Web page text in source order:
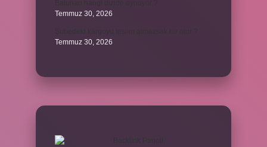
Temmuz 30, 2026
Temmuz 30, 2026